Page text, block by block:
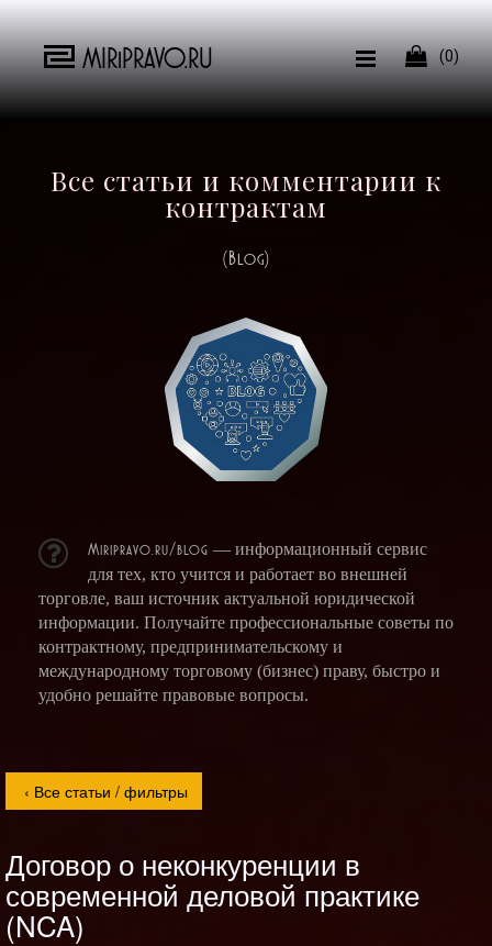
MIRiPRAVO.RU  (0)
Все статьи и комментарии к
контрактам
(Blog)
Miripravo.ru/blog — информационный сервис
для тех, кто учится и работает во внешней
торговле, ваш источник актуальной юридической
информации. Получайте профессиональные советы по
контрактному, предпринимательскому и
международному торговому (бизнес) праву, быстро и
удобно решайте правовые вопросы.
Договор о неконкуренции в
современной деловой практике
(NCA)